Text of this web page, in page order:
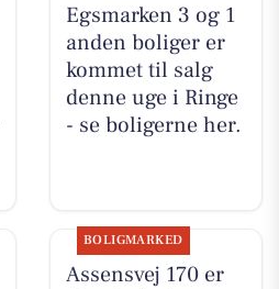
Egsmarken 3 og 1
anden boliger er
kommet til salg
denne uge i Ringe
- se boligerne her.
BOLIGMARKED
Assensvej 170 er